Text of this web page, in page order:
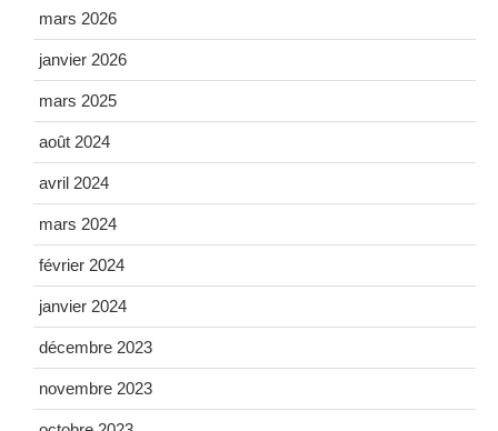
mars 2026
janvier 2026
mars 2025
août 2024
avril 2024
mars 2024
février 2024
janvier 2024
décembre 2023
novembre 2023